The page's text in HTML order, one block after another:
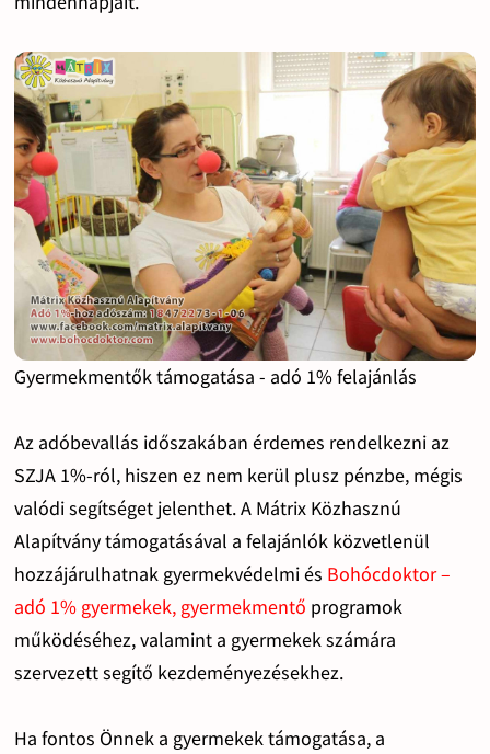
Gyermekmentők támogatása - adó 1% felajánlás
Az adóbevallás időszakában érdemes rendelkezni az
SZJA 1%-ról, hiszen ez nem kerül plusz pénzbe, mégis
valódi segítséget jelenthet. A Mátrix Közhasznú
Alapítvány támogatásával a felajánlók közvetlenül
hozzájárulhatnak gyermekvédelmi és Bohócdoktor –
adó 1% gyermekek, gyermekmentő programok
működéséhez, valamint a gyermekek számára
szervezett segítő kezdeményezésekhez.
Ha fontos Önnek a gyermekek támogatása, a